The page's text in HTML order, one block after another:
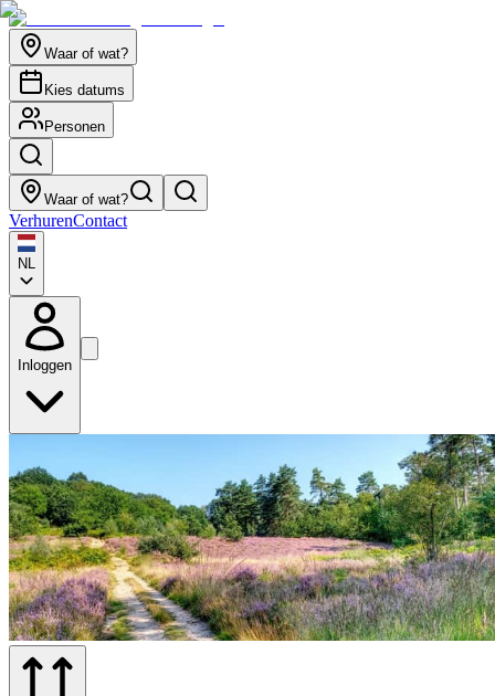
Waar of wat?
Kies datums
Personen
Waar of wat?
VerhurenContact
NL
Inloggen